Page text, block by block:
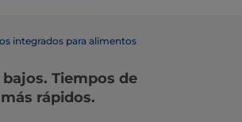
integrados para alimentos
Tiempos de
rápidos.